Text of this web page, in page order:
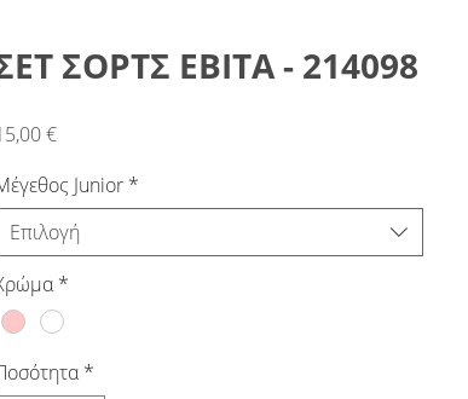
ΣΟΡΤΣ ΕΒΙΤΑ - 214098
€Τιμή
Junior *
Επιλογή
*
*